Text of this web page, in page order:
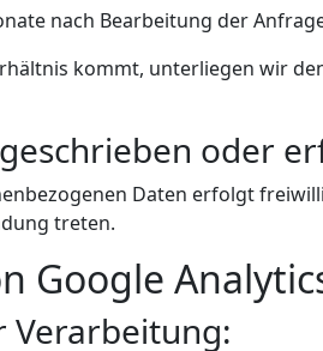
nach Bearbeitung der
kommt, unterliegen wir
oder
Daten erfolgt
treten.
Google
Verarbeitung: